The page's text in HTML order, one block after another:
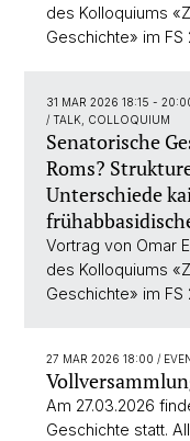
des Kolloquiums
Geschichte» im FS
31 MAR 2026 18:15 -
/ TALK, COLLOQUIUM
Senatorische
Roms?
Unterschiede
Vortrag von Omar
des Kolloquiums
Geschichte» im FS
27 MAR 2026 18:00 /
Am 27.03.2026
Geschichte statt.